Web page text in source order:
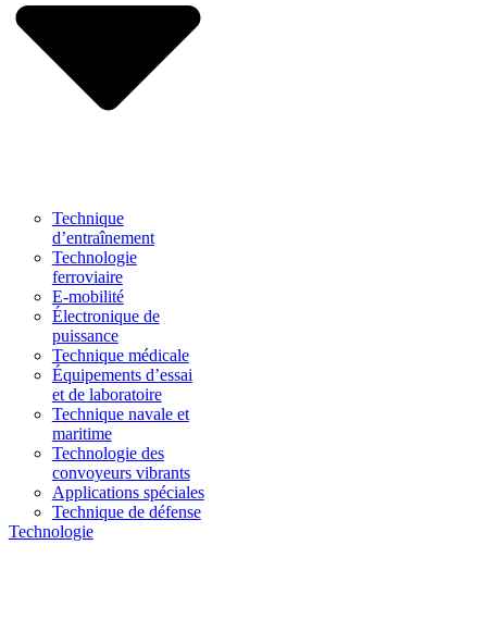
Technique
d’entraînement
Technologie
ferroviaire
E-mobilité
Électronique de
puissance
Technique médicale
Équipements d’essai
et de laboratoire
Technique navale et
maritime
Technologie des
convoyeurs vibrants
Applications spéciales
Technique de défense
Technologie